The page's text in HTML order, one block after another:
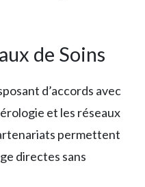
de Soins
d’accords avec
et les réseaux
permettent
directes sans